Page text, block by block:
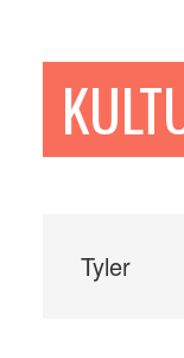
sidofältet
Tyler